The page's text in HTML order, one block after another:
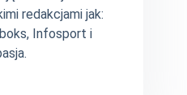
redakcjami jak:
Infosport i